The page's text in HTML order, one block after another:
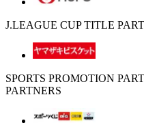
J.LEAGUE CUP TITLE
SPORTS PROMOTION
PARTNERS